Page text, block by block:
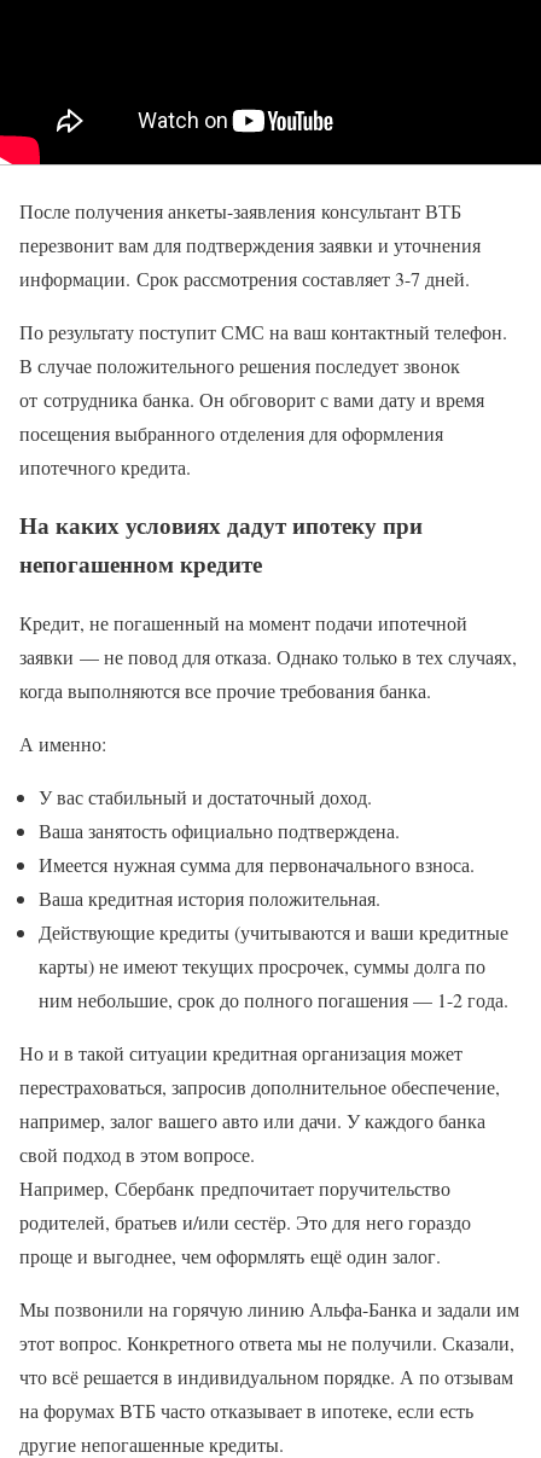
После получения анкеты-заявления консультант ВТБ
перезвонит вам для подтверждения заявки и уточнения
информации. Срок рассмотрения составляет 3-7 дней.
По результату поступит СМС на ваш контактный телефон.
В случае положительного решения последует звонок
от сотрудника банка. Он обговорит с вами дату и время
посещения выбранного отделения для оформления
ипотечного кредита.
На каких условиях дадут ипотеку при
непогашенном кредите
Кредит, не погашенный на момент подачи ипотечной
заявки — не повод для отказа. Однако только в тех случаях,
когда выполняются все прочие требования банка.
А именно:
У вас стабильный и достаточный доход.
Ваша занятость официально подтверждена.
Имеется нужная сумма для первоначального взноса.
Ваша кредитная история положительная.
Действующие кредиты (учитываются и ваши кредитные
карты) не имеют текущих просрочек, суммы долга по
ним небольшие, срок до полного погашения — 1-2 года.
Но и в такой ситуации кредитная организация может
перестраховаться, запросив дополнительное обеспечение,
например, залог вашего авто или дачи. У каждого банка
свой подход в этом вопросе.
Например, Сбербанк предпочитает поручительство
родителей, братьев и/или сестёр. Это для него гораздо
проще и выгоднее, чем оформлять ещё один залог.
Мы позвонили на горячую линию Альфа-Банка и задали им
этот вопрос. Конкретного ответа мы не получили. Сказали,
что всё решается в индивидуальном порядке. А по отзывам
на форумах ВТБ часто отказывает в ипотеке, если есть
другие непогашенные кредиты.